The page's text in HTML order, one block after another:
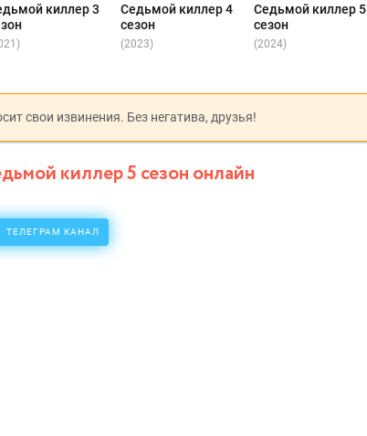
киллер 3
Седьмой киллер 4
сезон
(2023)
Седьмой киллер 5
сезон
(2024)
свои извинения. Без негатива, друзья!
киллер 5 сезон онлайн
ТЕЛЕГРАМ КАНАЛ